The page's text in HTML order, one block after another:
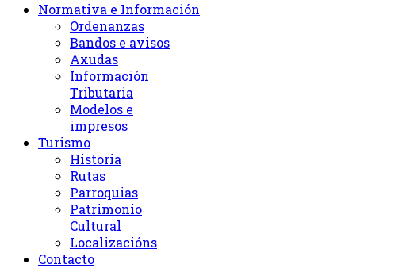
Normativa e Información
Ordenanzas
Bandos e avisos
Axudas
Información
Tributaria
Modelos e
impresos
Turismo
Historia
Rutas
Parroquias
Patrimonio
Cultural
Localizacións
Contacto